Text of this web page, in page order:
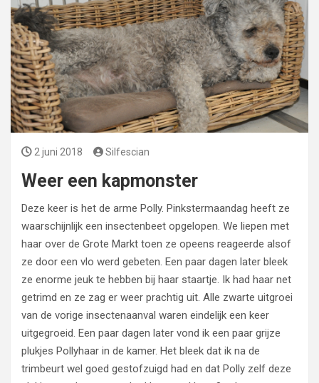
2 juni 2018 Silfescian
Weer een kapmonster
Deze keer is het de arme Polly. Pinkstermaandag heeft ze
waarschijnlijk een insectenbeet opgelopen. We liepen met
haar over de Grote Markt toen ze opeens reageerde alsof
ze door een vlo werd gebeten. Een paar dagen later bleek
ze enorme jeuk te hebben bij haar staartje. Ik had haar net
getrimd en ze zag er weer prachtig uit. Alle zwarte uitgroei
van de vorige insectenaanval waren eindelijk een keer
uitgegroeid. Een paar dagen later vond ik een paar grijze
plukjes Pollyhaar in de kamer. Het bleek dat ik na de
trimbeurt wel goed gestofzuigd had en dat Polly zelf deze